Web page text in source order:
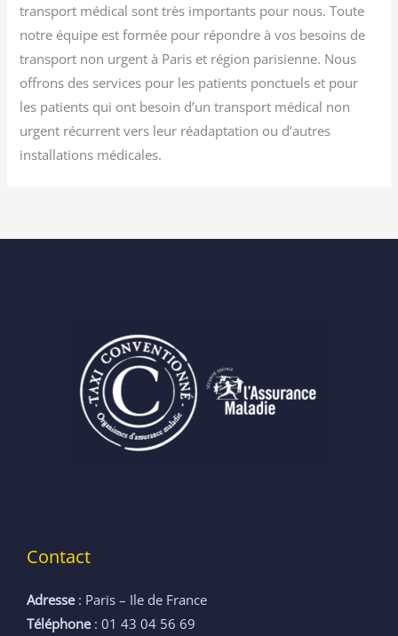
transport médical sont très importants pour nous. Toute
notre équipe est formée pour répondre à vos besoins de
transport non urgent à Paris et région parisienne. Nous
offrons des services pour les patients ponctuels et pour
les patients qui ont besoin d’un transport médical non
urgent récurrent vers leur réadaptation ou d’autres
installations médicales.
Contact
Adresse: Paris – Ile de France
Téléphone: 01 43 04 56 69